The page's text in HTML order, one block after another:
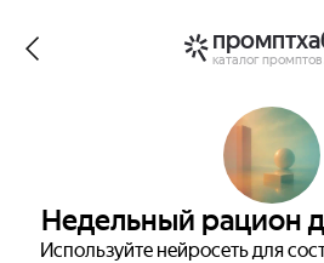
каталог
Недельный рацион
Используйте нейросеть для